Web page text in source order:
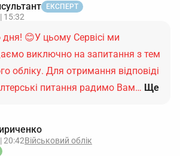
ЕКСПЕРТ
15:32
😊У цьому Сервісі ми
виключно на запитання з тем
обліку. Для отримання відповіді
питання радимо Вам… Ще
20:42Військовий облік